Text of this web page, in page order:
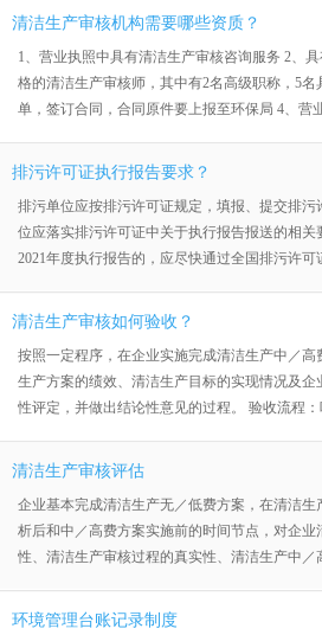
清洁生产审核机构需要哪些资质？
1、营业执照中具有清洁生产审核咨询服务 2、
格的清洁生产审核师，其中有2名高级职称，5名
单，签订合同，合同原件要上报至环保局 4、营
排污许可证执行报告要求？
排污单位应按排污许可证规定，填报、提交排
位应落实排污许可证中关于执行报告报送的相关
2021年度执行报告的，应尽快通过全国排污许
清洁生产审核如何验收？
按照一定程序，在企业实施完成清洁生产中／
生产方案的绩效、清洁生产目标的实现情况及企
性评定，并做出结论性意见的过程。 验收流程：
收意见 验收结果：地市级（县级）环境保护主管
门以文件形式或在其官方网站向社会公布，对于
求其重新开展清洁生产审核。
清洁生产审核评估
企业基本完成清洁生产无／低费方案，在清洁
析后和中／高费方案实施前的时间节点，对企
性、清洁生产审核过程的真实性、清洁生产中／
环境管理台账记录制度